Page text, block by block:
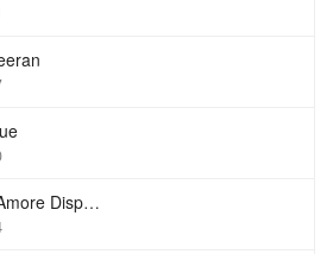
Achille Lauro – Amore Disperato